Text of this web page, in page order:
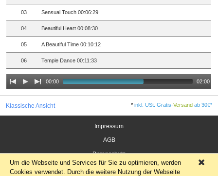
03 Sensual Touch 00:06:29
04 Beautiful Heart 00:08:30
05 A Beautiful Time 00:10:12
06 Temple Dance 00:11:33
00:00 02:00
Klassische Ansicht *inkl. USt. Gratis-Versand ab 30€*
Impressum
AGB
Datenschutz
Widerrufsrecht für Verbraucher
Um die Webseite und Services für Sie zu optimieren, werden
Cookies verwendet. Durch die weitere Nutzung der Webseite